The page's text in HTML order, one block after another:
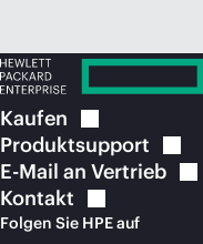
Kaufen
Produktsupport
E-Mail an Vertrieb
Kontakt
Folgen Sie HPE auf